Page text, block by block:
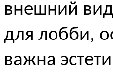
внешний
для лобби,
важна